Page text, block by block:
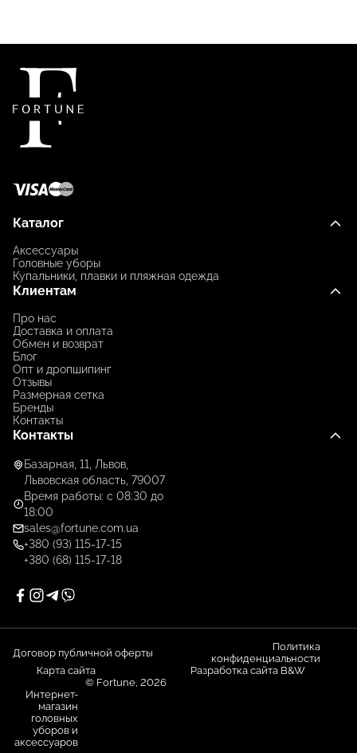
Каталог
Аксессуары
Головные уборы
Купальники, плавки и пляжная одежда
Клиентам
Про нас
Доставка и оплата
Обмен и возврат
Блог
Опт и дропшипинг
Отзывы
Размерная сетка
Бренды
Контакты
Контакты
Базарная, 11, Львов,
Львовская область, 79007
Время работы: с 08:30 до
18:00
sales@fortune.com.ua
+380 (93) 115-17-15
+380 (68) 115-17-18
Договор публичной оферты
Политика
конфиденциальности
Карта сайта
Разработка сайта B&W
© Fortune, 2026
Интернет-
магазин
головных
уборов и
аксессуаров